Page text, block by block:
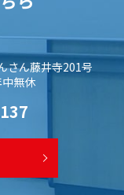
さん藤井寺201号
無休